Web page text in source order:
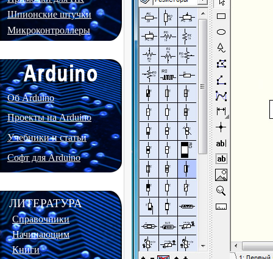
Шпионские штучки
Микроконтроллеры
Об Arduino
Проекты на Arduino
Учебники и статьи
Софт для Arduino
ЛИТЕРАТУРА
Справочники
Начинающим
Книги